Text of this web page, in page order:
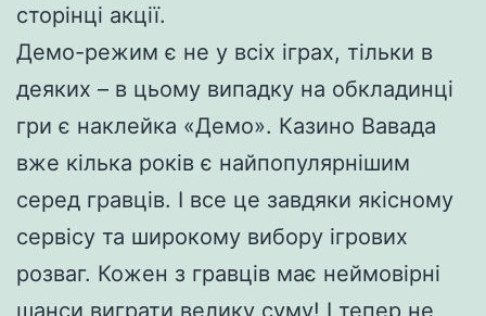
сторінці акції.
Демо-режим є не у всіх іграх, тільки в
деяких – в цьому випадку на обкладинці
гри є наклейка «Демо». Казино Вавада
вже кілька років є найпопулярнішим
серед гравців. І все це завдяки якісному
сервісу та широкому вибору ігрових
розваг. Кожен з гравців має неймовірні
шанси виграти велику суму! І тепер не